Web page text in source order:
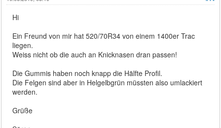
Hi
Ein Freund von mir hat 520/70R34 von einem 1400er Trac
liegen.
Weiss nicht ob die auch an Knicknasen dran passen!
Die Gummis haben noch knapp die Hälfte Profil.
Die Felgen sind aber in Helgelbgrün müssten also umlackiert
werden.
Grüße